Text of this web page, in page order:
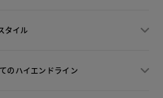
タイル
のハイエンドライン